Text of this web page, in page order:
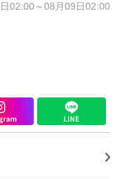
02:00～08月09日02:00